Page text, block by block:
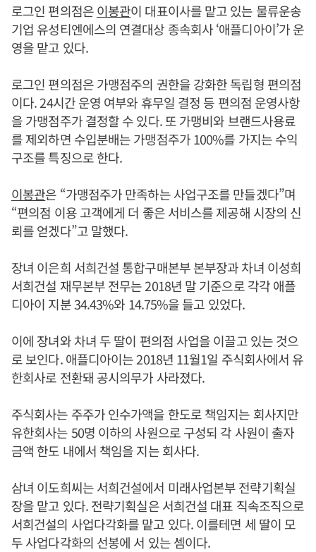
로그인 편의점은이봉관이 대표이사를 맡고 있는 물류운송
기업 유성티엔에스의 연결대상 종속회사 ‘애플디아이’가 운
영을 맡고 있다.
로그인 편의점은 가맹점주의 권한을 강화한 독립형 편의점
이다. 24시간 운영 여부와 휴무일 결정 등 편의점 운영사항
을 가맹점주가 결정할 수 있다. 또 가맹비와 브랜드사용료
를 제외하면 수입분배는 가맹점주가 100%를 가지는 수익
구조를 특징으로 한다.
이봉관은 “가맹점주가 만족하는 사업구조를 만들겠다”며
“편의점 이용 고객에게 더 좋은 서비스를 제공해 시장의 신
뢰를 얻겠다”고 말했다.
장녀 이은희 서희건설 통합구매본부 본부장과 차녀 이성희
서희건설 재무본부 전무는 2018년 말 기준으로 각각 애플
디아이 지분 34.43%와 14.75%을 들고 있었다.
이에 장녀와 차녀 두 딸이 편의점 사업을 이끌고 있는 것으
로 보인다. 애플디아이는 2018년 11월1일 주식회사에서 유
한회사로 전환돼 공시의무가 사라졌다.
주식회사는 주주가 인수가액을 한도로 책임지는 회사지만
유한회사는 50명 이하의 사원으로 구성되 각 사원이 출자
금액 한도 내에서 책임을 지는 회사다.
삼녀 이도희씨는 서희건설에서 미래사업본부 전략기획실
장을 맡고 있다. 전략기획실은 서희건설 대표 직속조직으로
서희건설의 사업다각화를 맡고 있다. 이를테면 세 딸이 모
두 사업다각화의 선봉에 서 있는 셈이다.